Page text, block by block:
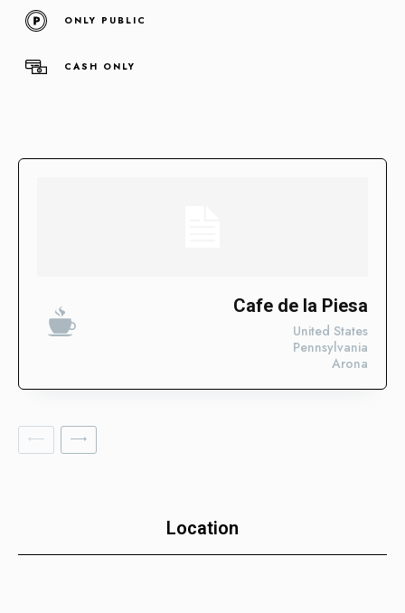
Concentramos la fuerza de +100 enlaces de alta autoridad
Tecnologías de la Información
Marketing y Publicidad
Recursos Humanos
Construcción
ONLY PUBLIC
CASH ONLY
Cafe de la Piesa
Arona
Pennsylvania
United States
Location